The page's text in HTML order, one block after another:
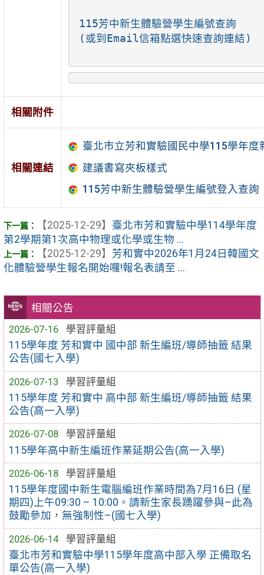
相關公告
2026-07-16
學習評量組
115學年度 芳和實中 國中部 新生編班/導師抽籤 結果
公告(國七入學)
2026-07-13
學習評量組
115學年度 芳和實中 高中部 新生編班/導師抽籤 結果
公告(高一入學)
2026-07-08
學習評量組
115學年高中新生編班作業延期公告(高一入學)
2026-06-18
學習評量組
115學年度國中新生電腦編班作業時間為7月16日 (星
期四)上午09:30 – 10:00。請新生家長踴躍參與–此為
鼓勵參加，無強制性–(國七入學)
2026-06-14
學習評量組
臺北市芳和實驗中學115學年度高中部入學 正備取名
單公告(高一入學)
115芳中新生體驗營學生編號查詢
(或到Email信箱點選快速查詢連結)
相關附件
相關連結
臺北市立芳和實驗國民中學115學年度
建議書寫夾板樣式
115芳中新生體驗營學生編號登入查詢
【2025-12-29】 臺北市芳和實驗中學114學年度
第2學期第1次高中物理或化學或生物 ...
【2025-12-29】 芳和實中2026年1月24日韓國文
化體驗營學生報名開始囉!報名表請至 ...